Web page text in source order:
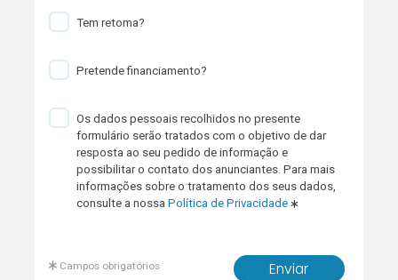
Tem retoma?
Pretende financiamento?
Os dados pessoais recolhidos no presente
formulário serão tratados com o objetivo de dar
resposta ao seu pedido de informação e
possibilitar o contato dos anunciantes. Para mais
informações sobre o tratamento dos seus dados,
consulte a nossaPolítica de Privacidade
Enviar
Campos obrigatórios